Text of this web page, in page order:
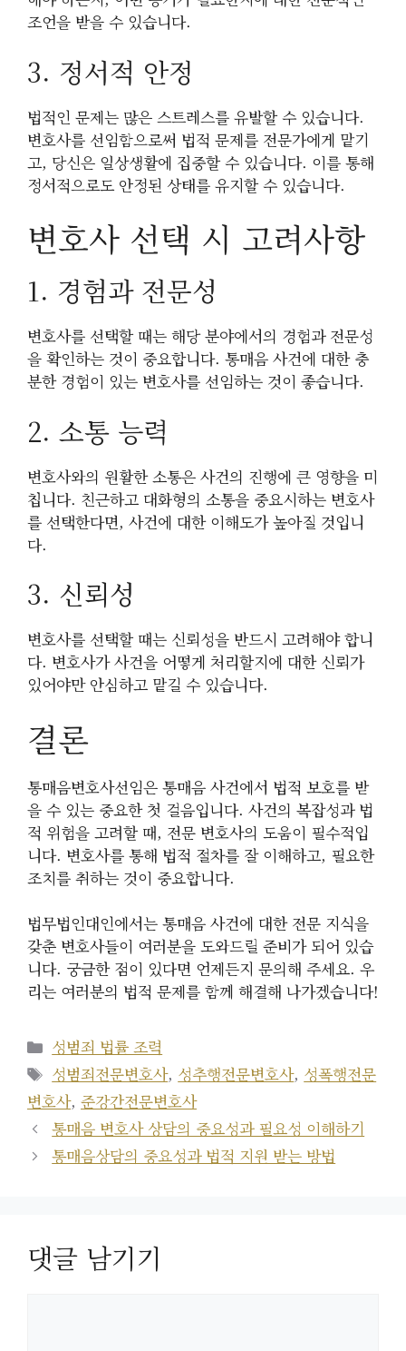
조언을 받을 수 있습니다.
3. 정서적 안정
법적인 문제는 많은 스트레스를 유발할 수 있습니다.
변호사를 선임함으로써 법적 문제를 전문가에게 맡기
고, 당신은 일상생활에 집중할 수 있습니다. 이를 통해
정서적으로도 안정된 상태를 유지할 수 있습니다.
변호사 선택 시 고려사항
1. 경험과 전문성
변호사를 선택할 때는 해당 분야에서의 경험과 전문성
을 확인하는 것이 중요합니다. 통매음 사건에 대한 충
분한 경험이 있는 변호사를 선임하는 것이 좋습니다.
2. 소통 능력
변호사와의 원활한 소통은 사건의 진행에 큰 영향을 미
칩니다. 친근하고 대화형의 소통을 중요시하는 변호사
를 선택한다면, 사건에 대한 이해도가 높아질 것입니
다.
3. 신뢰성
변호사를 선택할 때는 신뢰성을 반드시 고려해야 합니
다. 변호사가 사건을 어떻게 처리할지에 대한 신뢰가
있어야만 안심하고 맡길 수 있습니다.
결론
통매음변호사선임은 통매음 사건에서 법적 보호를 받
을 수 있는 중요한 첫 걸음입니다. 사건의 복잡성과 법
적 위험을 고려할 때, 전문 변호사의 도움이 필수적입
니다. 변호사를 통해 법적 절차를 잘 이해하고, 필요한
조치를 취하는 것이 중요합니다.
법무법인대인에서는 통매음 사건에 대한 전문 지식을
갖춘 변호사들이 여러분을 도와드릴 준비가 되어 있습
니다. 궁금한 점이 있다면 언제든지 문의해 주세요. 우
리는 여러분의 법적 문제를 함께 해결해 나가겠습니다!
카
테
고
리
성범죄 법률 조력
태
그
성범죄전문변호사, 성추행전문변호사, 성폭행전문
변호사, 준강간전문변호사
통매음 변호사 상담의 중요성과 필요성 이해하기
통매음상담의 중요성과 법적 지원 받는 방법
댓글 남기기